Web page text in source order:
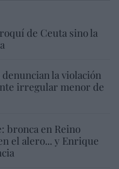
de Ceuta sino la
la violación
irregular menor de
bronca en Reino
el alero... y Enrique